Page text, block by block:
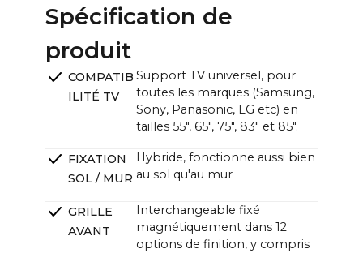
Unité CANVAS (L x H x P) :
~121,0 x ~33,0 x ~12,0cm (11,0cm sans support) /
~47.6 x ~13.0 x ~4.7 in (4.3 in sans support)
Spécification de
produit
COMPATIB
ILITÉ TV
Support TV universel, pour
toutes les marques (Samsung,
Sony, Panasonic, LG etc) en
tailles 55", 65", 75", 83" et 85".
FIXATION
SOL / MUR
Hybride, fonctionne aussi bien
au sol qu'au mur
GRILLE
AVANT
Interchangeable fixé
magnétiquement dans 12
options de finition, y compris